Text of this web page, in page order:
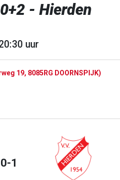
- Hierden
uur
19, 8085RG DOORNSPIJK)
0-1